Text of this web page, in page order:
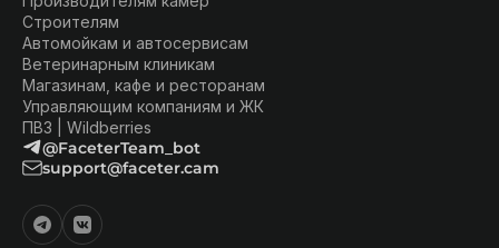
Строителям
Автомойкам и автосервисам
Ветеринарным клиникам
Магазинам, кафе и ресторанам
Управляющим компаниям и ЖК
ПВЗ | Wildberries
@FaceterTeam_bot
support@faceter.cam